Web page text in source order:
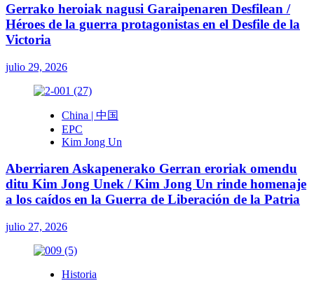
Gerrako heroiak nagusi Garaipenaren Desfilean /
Héroes de la guerra protagonistas en el Desfile de la
Victoria
julio 29, 2026
China | 中国
EPC
Kim Jong Un
Aberriaren Askapenerako Gerran eroriak omendu
ditu Kim Jong Unek / Kim Jong Un rinde homenaje
a los caídos en la Guerra de Liberación de la Patria
julio 27, 2026
Historia